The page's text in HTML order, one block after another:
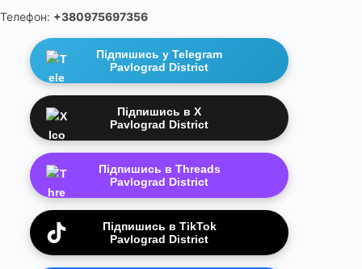
Телефон: +380975697356
Підпишись у Telegram
Pavlograd District
Підпишись в X
Pavlograd District
Підпишись в Threads
Pavlograd District
Підпишись в TikTok
Pavlograd District